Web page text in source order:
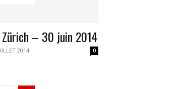
Zürich – 30 juin 2014
2014 0